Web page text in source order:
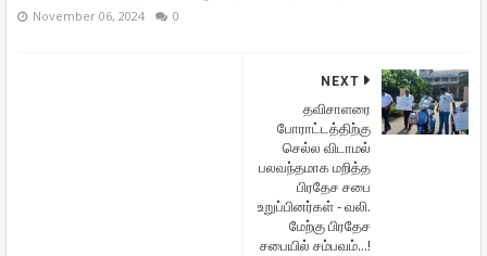
November 06, 2024 0
NEXT
தவிசாளரை
போராட்டத்திற்கு
செல்ல விடாமல்
பலவந்தமாக மறித்த
பிரதேச சபை
உறுப்பினர்கள் - வலி.
மேற்கு பிரதேச
சபையில் சம்பவம்...!